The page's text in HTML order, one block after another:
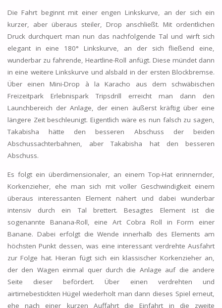
Die Fahrt beginnt mit einer engen Linkskurve, an der sich ein
kurzer, aber überaus steiler, Drop anschließt. Mit ordentlichen
Druck durchquert man nun das nachfolgende Tal und wirft sich
elegant in eine 180° Linkskurve, an der sich fließend eine,
wunderbar zu fahrende, Heartline-Roll anfügt. Diese mündet dann
in eine weitere Linkskurve und alsbald in der ersten Blockbremse.
Über einen Mini-Drop à la Karacho aus dem schwäbischen
Freizeitpark Erlebnispark Tripsdrill erreicht man dann den
Launchbereich der Anlage, der einen äußerst kräftig über eine
längere Zeit beschleunigt. Eigentlich wäre es nun falsch zu sagen,
Takabisha hätte den besseren Abschuss der beiden
Abschussachterbahnen, aber Takabisha hat den besseren
Abschuss.
Es folgt ein überdimensionaler, an einem Top-Hat erinnernder,
Korkenzieher, ehe man sich mit voller Geschwindigkeit einem
überaus interessanten Element nähert und dabei wunderbar
intensiv durch ein Tal brettert. Besagtes Element ist die
sogenannte Banana-Roll, eine Art Cobra Roll in Form einer
Banane. Dabei erfolgt die Wende innerhalb des Elements am
höchsten Punkt dessen, was eine interessant verdrehte Ausfahrt
zur Folge hat. Hieran fügt sich ein klassischer Korkenzieher an,
der den Wagen einmal quer durch die Anlage auf die andere
Seite dieser befördert. Über einen verdrehten und
airtimebestickten Hügel wiederholt man dann dieses Spiel erneut,
ehe nach einer kurzen Auffahrt die Einfahrt in die zweite